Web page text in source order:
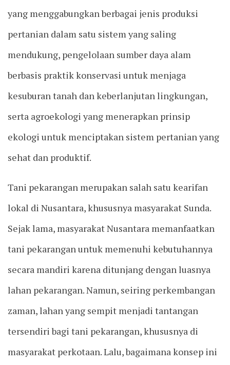
yang menggabungkan berbagai jenis produksi
pertanian dalam satu sistem yang saling
mendukung, pengelolaan sumber daya alam
berbasis praktik konservasi untuk menjaga
kesuburan tanah dan keberlanjutan lingkungan,
serta agroekologi yang menerapkan prinsip
ekologi untuk menciptakan sistem pertanian yang
sehat dan produktif.
Tani pekarangan merupakan salah satu kearifan
lokal di Nusantara, khususnya masyarakat Sunda.
Sejak lama, masyarakat Nusantara memanfaatkan
tani pekarangan untuk memenuhi kebutuhannya
secara mandiri karena ditunjang dengan luasnya
lahan pekarangan. Namun, seiring perkembangan
zaman, lahan yang sempit menjadi tantangan
tersendiri bagi tani pekarangan, khususnya di
masyarakat perkotaan. Lalu, bagaimana konsep ini